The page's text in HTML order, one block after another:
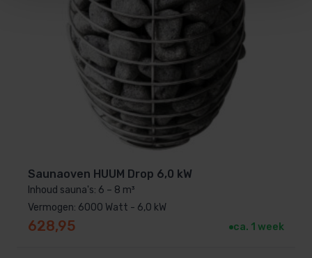
Saunaoven HUUM Drop 6,0 kW
Inhoud sauna's: 6 – 8 m³
Vermogen: 6000 Watt - 6,0 kW
628,95 ca. 1 week